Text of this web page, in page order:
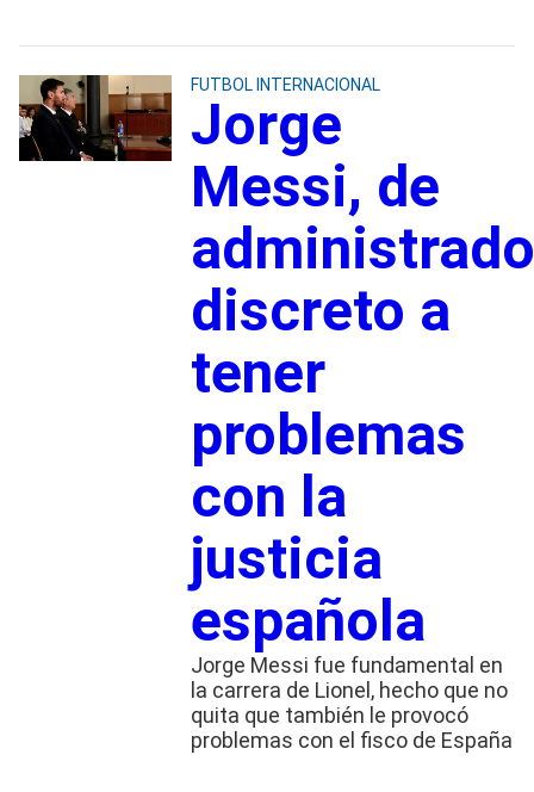
FUTBOL INTERNACIONAL
Jorge
Messi, de
discreto a
tener
problemas
con la
justicia
española
Jorge Messi fue fundamental en
la carrera de Lionel, hecho que no
quita que también le provocó
problemas con el fisco de España